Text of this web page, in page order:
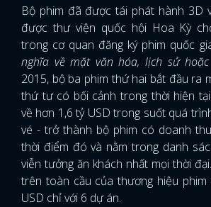
Bộ phim đã được tái phát hành 3D
được thư viện quốc hội Hoa Kỳ
trong cơ quan đăng ký phim quốc
nghĩa về mặt văn hóa, lịch sử
2015, bộ ba phim thứ hai bắt đầu ra
thứ tư có bối cảnh trong thời hiện
về hơn 1,6 tỷ USD trong suốt quá
vé - trở thành bộ phim có doanh
thời điểm đó và nằm trong danh
viễn tưởng ăn khách nhất mọi thời
trên toàn cầu của thương hiệu phim
USD chỉ với 6 dự án.